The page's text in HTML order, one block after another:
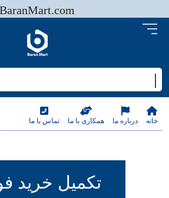
BaranMart.com
خانه درباره ما همکاری با ما تماس با ما
تکمیل خرید